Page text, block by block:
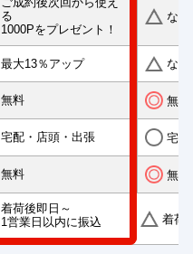
る
1000Pをプレゼント！
なし
最大13％アップ なし
無料 無料
宅配・店頭・出張 宅配
無料 無料
着荷後即日～
1営業日以内に振込
着荷